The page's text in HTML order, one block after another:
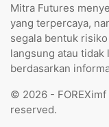
Mitra Futures
yang terpercaya,
segala bentuk
langsung atau tidak
berdasarkan
© 2026 -
reserved.